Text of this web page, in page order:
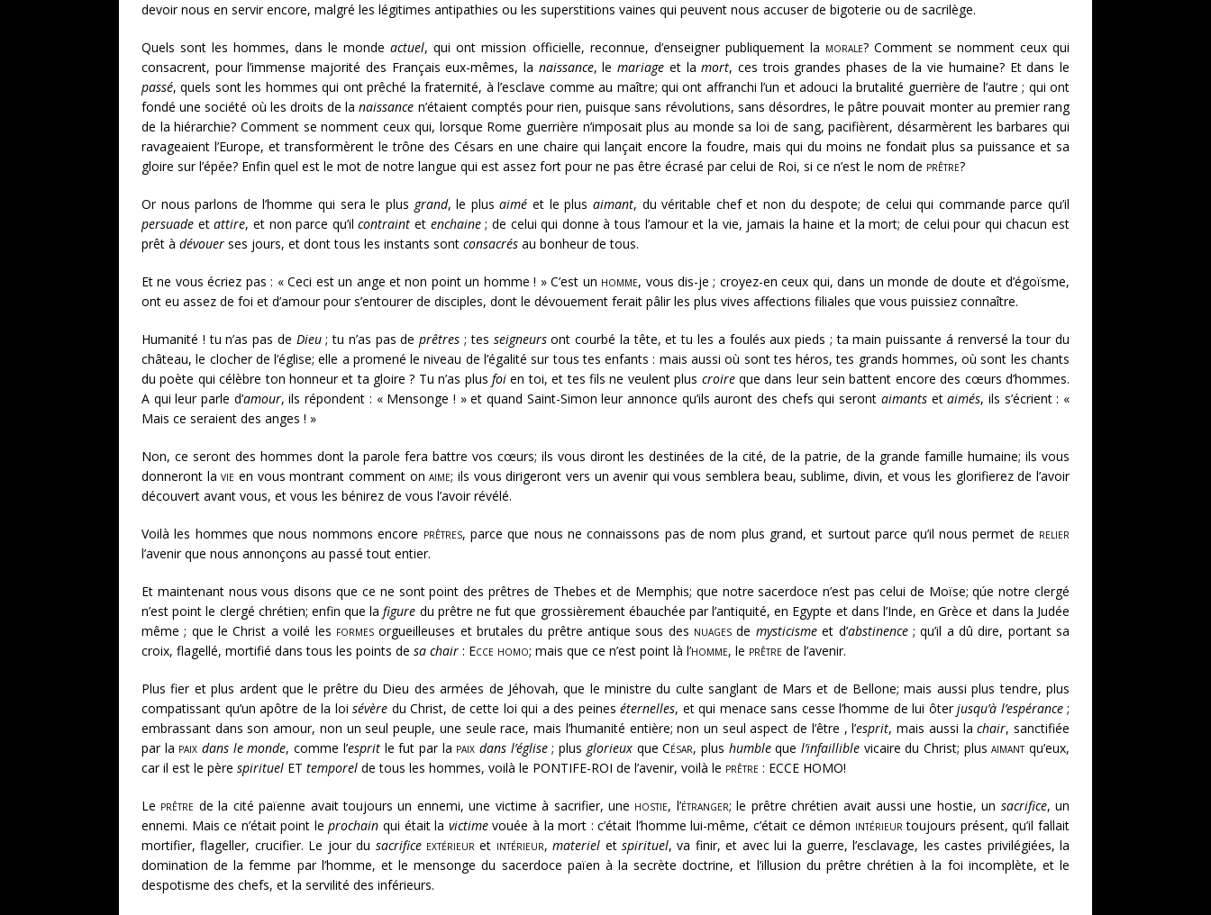
devoir nous en servir encore, malgré les légitimes antipathies ou les superstitions vaines qui peuvent nous accuser de bigoterie ou de sacrilège.
Quels sont les hommes, dans le mondeactuel, qui ont mission officielle, reconnue, d’enseigner publiquement la morale? Comment se nomment ceux qui
consacrent, pour l’immense majorité des Français eux-mêmes, la naissance, lemariage et lamort, ces trois grandes phases de la vie humaine? Et dans le
passé, quels sont les hommes qui ont prêché la fraternité, à l’esclave comme au maître; qui ont affranchi l’un et adouci la brutalité guerrière de l’autre ; qui ont
fondé une société où les droits de lanaissance n’étaient comptés pour rien, puisque sans révolutions, sans désordres, le pâtre pouvait monter au premier rang
de la hiérarchie? Comment se nomment ceux qui, lorsque Rome guerrière n’imposait plus au monde sa loi de sang, pacifièrent, désarmèrent les barbares qui
ravageaient l’Europe, et transformèrent le trône des Césars en une chaire qui lançait encore la foudre, mais qui du moins ne fondait plus sa puissance et sa
gloire sur l’épée? Enfin quel est le mot de notre langue qui est assez fort pour ne pas être écrasé par celui de Roi, si ce n’est le nom de prêtre?
Or nous parlons de l’homme qui sera le plus grand, le plusaimé et le plus aimant, du véritable chef et non du despote; de celui qui commande parce qu’il
persuade etattire, et non parce qu’ilcontraint et enchaine; de celui qui donne à tous l’amour et la vie, jamais la haine et la mort; de celui pour qui chacun est
prêt à dévouer ses jours, et dont tous les instants sont consacrés au bonheur de tous.
Et ne vous écriez pas : « Ceci est un ange et non point un homme ! » C’est un homme, vous dis-je ; croyez-en ceux qui, dans un monde de doute et d’égoïsme,
ont eu assez de foi et d’amour pour s’entourer de disciples, dont le dévouement ferait pâlir les plus vives affections filiales que vous puissiez connaître.
Humanité ! tu n’as pas de Dieu; tu n’as pas deprêtres ; tes seigneursont courbé la tête, et tu les a foulés aux pieds ; ta main puissante á renversé la tour du
château, le clocher de l’église; elle a promené le niveau de l’égalité sur tous tes enfants : mais aussi où sont tes héros, tes grands hommes, où sont les chants
du poète qui célèbre ton honneur et ta gloire ? Tu n’as plusfoi en toi, et tes fils ne veulent plus croireque dans leur sein battent encore des cœurs d’hommes.
A qui leur parle d’amour, ils répondent : « Mensonge ! » et quand Saint-Simon leur annonce qu’ils auront des chefs qui seront aimantsetaimés, ils s’écrient : «
Mais ce seraient des anges ! »
Non, ce seront des hommes dont la parole fera battre vos cœurs; ils vous diront les destinées de la cité, de la patrie, de la grande famille humaine; ils vous
donneront lavie en vous montrant comment onaime; ils vous dirigeront vers un avenir qui vous semblera beau, sublime, divin, et vous les glorifierez de l’avoir
découvert avant vous, et vous les bénirez de vous l’avoir révélé.
Voilà les hommes que nous nommons encore prêtres, parce que nous ne connaissons pas de nom plus grand, et surtout parce qu’il nous permet de relier
l’avenir que nous annonçons au passé tout entier.
Et maintenant nous vous disons que ce ne sont point des prêtres de Thebes et de Memphis; que notre sacerdoce n’est pas celui de Moïse; qúe notre clergé
n’est point le clergé chrétien; enfin que lafigure du prêtre ne fut que grossièrement ébauchée par l’antiquité, en Egypte et dans l’Inde, en Grèce et dans la Judée
même ; que le Christ a voilé les formesorgueilleuses et brutales du prêtre antique sous des nuages de mysticismeet d’abstinence; qu’il a dû dire, portant sa
croix, flagellé, mortifié dans tous les points de sa chair : Ecce homo; mais que ce n’est point là l’homme, le prêtre de l’avenir.
Plus fier et plus ardent que le prêtre du Dieu des armées de Jéhovah, que le ministre du culte sanglant de Mars et de Bellone; mais aussi plus tendre, plus
compatissant qu’un apôtre de la loi sévère du Christ, de cette loi qui a des peines éternelles, et qui menace sans cesse l’homme de lui ôterjusqu’à l’espérance;
embrassant dans son amour, non un seul peuple, une seule race, mais l’humanité entière; non un seul aspect de l’être , l’esprit, mais aussi lachair, sanctifiée
par la paix dans le monde, comme l’espritle fut par la paix dans l’église; plus glorieuxqueCésar, plus humbleque l’infailliblevicaire du Christ; plusaimantqu’eux,
car il est le père spirituel ET temporel de tous les hommes, voilà le PONTIFE-ROI de l’avenir, voilà le prêtre : ECCE HOMO!
Le prêtre de la cité païenne avait toujours un ennemi, une victime à sacrifier, une hostie, l’étranger; le prêtre chrétien avait aussi une hostie, un sacrifice, un
ennemi. Mais ce n’était point leprochain qui était la victimevouée à la mort : c’était l’homme lui-même, c’était ce démon intérieurtoujours présent, qu’il fallait
mortifier, flageller, crucifier. Le jour du sacrifice extérieuret intérieur,materiel etspirituel, va finir, et avec lui la guerre, l’esclavage, les castes privilégiées, la
domination de la femme par l’homme, et le mensonge du sacerdoce païen à la secrète doctrine, et l’illusion du prêtre chrétien à la foi incomplète, et le
despotisme des chefs, et la servilité des inférieurs.